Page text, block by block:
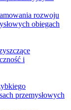
rozwoju
obiegach
i
przemysłowych